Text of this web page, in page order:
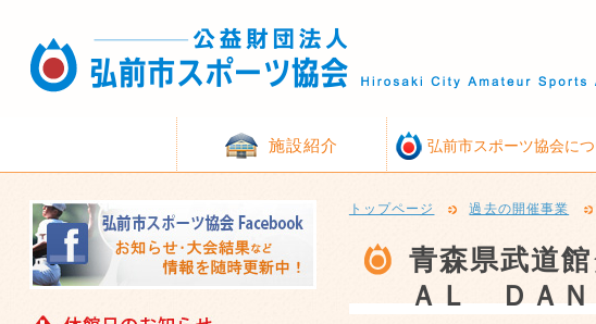
施設紹介 弘前市スポーツ協会に
トップページ 過去の開催事業
青森県武道
ＡＬ ＤＡＮ